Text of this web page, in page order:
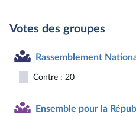
Votes des groupes
Rassemblement
Contre : 20
Ensemble pour la